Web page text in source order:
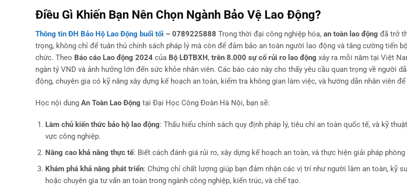
Điều Gì Khiến Bạn Nên Chọn Ngành Bảo Vệ Lao Động?
Thông tin ĐH Bảo Hộ Lao Động buổi tối – 0789225888 Trong thời đại công nghiệp hóa, an toàn lao động đã trở
trọng, không chỉ để tuân thủ chính sách pháp lý mà còn để đảm bảo an toàn người lao động và tăng cường tiến
chức. Theo Báo cáo Lao động 2024 của Bộ LĐTBXH, trên 8.000 sự cố rủi ro lao động xảy ra mỗi năm tại Việt
ngàn tỷ VND và ảnh hưởng lớn đến sức khỏe nhân viên. Các báo cáo này cho thấy yêu cầu quan trọng về người
động, chuyên gia có kỹ năng xây dựng kế hoạch an toàn, kiểm tra không gian làm việc, và hướng dẫn nhân viên
Học nội dung An Toàn Lao Động tại Đại Học Công Đoàn Hà Nội, bạn sẽ:
Làm chủ kiến thức bảo hộ lao động: Thấu hiểu chính sách quy định pháp lý, tiêu chí an toàn quốc tế, và kỹ
vực công nghiệp.
Nâng cao khả năng thực tế: Biết cách đánh giá rủi ro, xây dựng kế hoạch an toàn, và thực hiện giải pháp
Khám phá khả năng phát triển: Chứng chỉ chất lượng giúp bạn đảm nhận các vị trí như người làm an toàn, kỹ
hoặc chuyên gia tư vấn an toàn trong ngành công nghiệp, kiến trúc, và chế tạo.